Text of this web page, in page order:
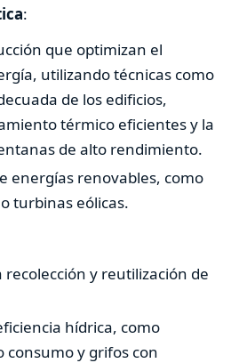
:
que optimizan el
utilizando técnicas como
de los edificios,
térmico eficientes y la
de alto rendimiento.
energías renovables, como
turbinas eólicas.
recolección y reutilización de
hídrica, como
consumo y grifos con